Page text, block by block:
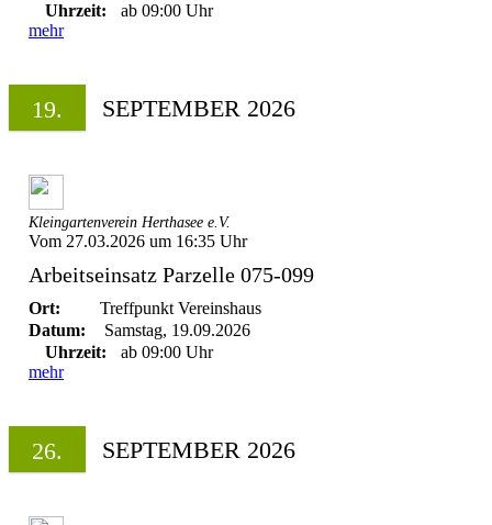
Uhrzeit:
ab 09:00 Uhr
mehr
19. SEPTEMBER 2026
Kleingartenverein Herthasee e.V.
Vom 27.03.2026 um 16:35 Uhr
Arbeitseinsatz Parzelle 075-099
Ort:
Treffpunkt Vereinshaus
Datum:
Samstag, 19.09.2026
Uhrzeit:
ab 09:00 Uhr
mehr
26. SEPTEMBER 2026